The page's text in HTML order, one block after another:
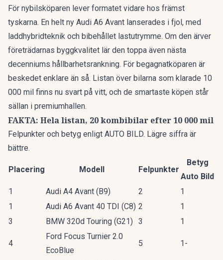
För nybilsköparen lever formatet vidare hos främst
tyskarna. En helt ny Audi A6 Avant lanserades i fjol, med
laddhybridteknik och bibehållet lastutrymme. Om den ärver
företrädarnas byggkvalitet lär den toppa även nästa
decenniums hållbarhetsrankning. För begagnatköparen är
beskedet enklare än så. Listan över bilarna som klarade 10
000 mil finns nu svart på vitt, och de smartaste köpen står
sällan i premiumhallen.
FAKTA: Hela listan, 20 kombibilar efter 10 000 mil
Felpunkter och betyg enligt AUTO BILD. Lägre siffra är
bättre.
Placering Modell Felpunkter
Betyg
Auto Bild
1
Audi A4 Avant (B9) 2
1
1
Audi A6 Avant 40 TDI (C8) 2
1
3
BMW 320d Touring (G21) 3 1
4
Ford Focus Turnier 2.0
EcoBlue
5 1-